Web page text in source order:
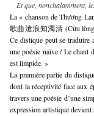
Et que, nonchalamment,
La « chanson de Thương
歌曲滄浪知濁清 (Cửu lòng
Ce distique peut se
une poésie naïve / Le chant
est limpide. »
La première partie du
dont la réceptivité face aux
travers une poésie d’une
expression artistique